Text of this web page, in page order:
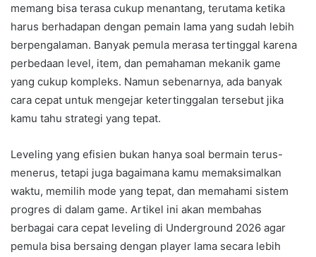
memang bisa terasa cukup menantang, terutama ketika
harus berhadapan dengan pemain lama yang sudah lebih
berpengalaman. Banyak pemula merasa tertinggal karena
perbedaan level, item, dan pemahaman mekanik game
yang cukup kompleks. Namun sebenarnya, ada banyak
cara cepat untuk mengejar ketertinggalan tersebut jika
kamu tahu strategi yang tepat.
Leveling yang efisien bukan hanya soal bermain terus-
menerus, tetapi juga bagaimana kamu memaksimalkan
waktu, memilih mode yang tepat, dan memahami sistem
progres di dalam game. Artikel ini akan membahas
berbagai cara cepat leveling di Underground 2026 agar
pemula bisa bersaing dengan player lama secara lebih